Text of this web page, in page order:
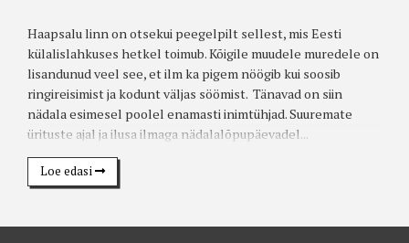
Haapsalu linn on otsekui peegelpilt sellest, mis Eesti
külalislahkuses hetkel toimub. Kõigile muudele muredele on
lisandunud veel see, et ilm ka pigem nöögib kui soosib
ringireisimist ja kodunt väljas söömist. Tänavad on siin
nädala esimesel poolel enamasti inimtühjad. Suuremate
ürituste ajal ja ilusa ilmaga nädalalõpupäevadel...
Loe edasi